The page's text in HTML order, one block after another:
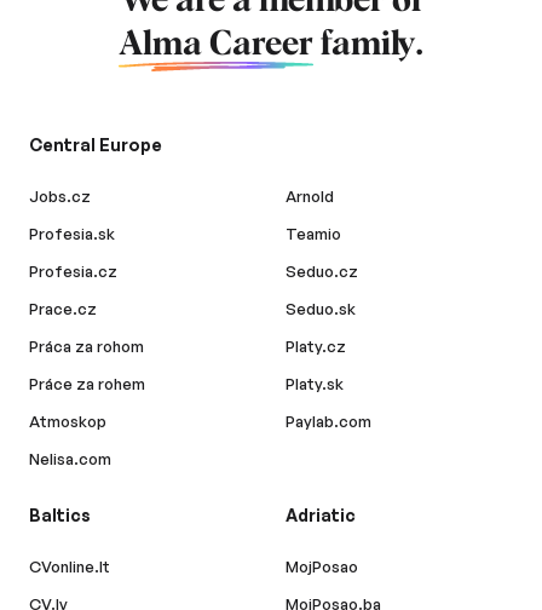
Alma Career family.
Central Europe
Jobs.cz
Profesia.sk
Profesia.cz
Prace.cz
Práca za rohom
Práce za rohem
Atmoskop
Nelisa.com
Arnold
Teamio
Seduo.cz
Seduo.sk
Platy.cz
Platy.sk
Paylab.com
Baltics
CVonline.lt
CV.lv
Adriatic
MojPosao
MojPosao.ba